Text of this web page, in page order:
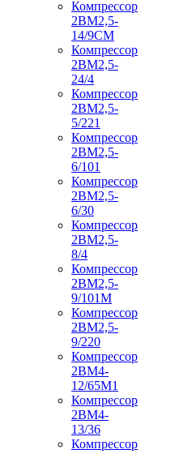
Компрессор
2ВМ2,5-
14/9СМ
Компрессор
2ВМ2,5-
24/4
Компрессор
2ВМ2,5-
5/221
Компрессор
2ВМ2,5-
6/101
Компрессор
2ВМ2,5-
6/30
Компрессор
2ВМ2,5-
8/4
Компрессор
2ВМ2,5-
9/101М
Компрессор
2ВМ2,5-
9/220
Компрессор
2ВМ4-
12/65М1
Компрессор
2ВМ4-
13/36
Компрессор